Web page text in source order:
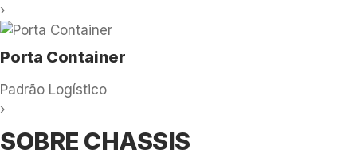
›
Porta Container
Padrão Logístico
›
SOBRE CHASSIS